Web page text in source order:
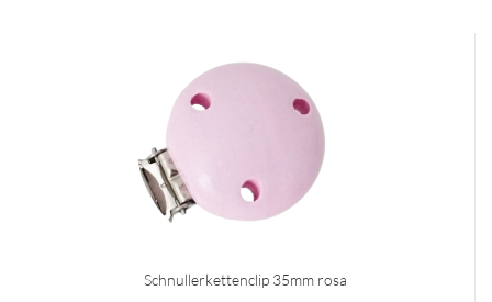
Schnullerkettenclip 35mm rosa